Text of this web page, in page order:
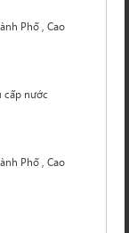
Phố , Cao
cấp nước
Phố , Cao